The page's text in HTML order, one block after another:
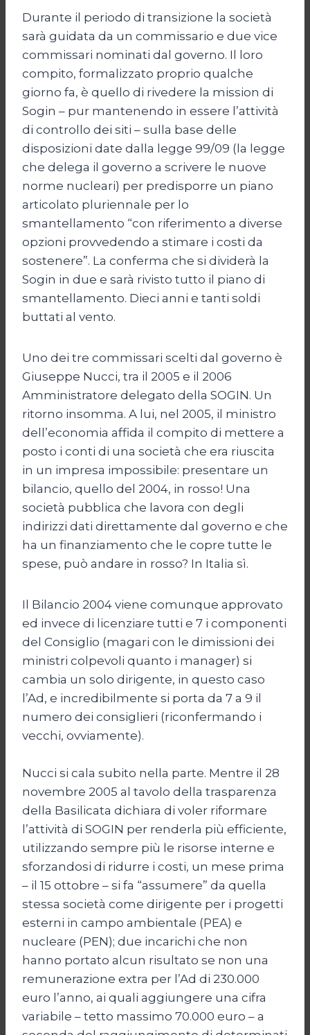
Durante il periodo di transizione la società
sarà guidata da un commissario e due vice
commissari nominati dal governo. Il loro
compito, formalizzato proprio qualche
giorno fa, è quello di rivedere la mission di
Sogin – pur mantenendo in essere l’attività
di controllo dei siti – sulla base delle
disposizioni date dalla legge 99/09 (la legge
che delega il governo a scrivere le nuove
norme nucleari) per predisporre un piano
articolato pluriennale per lo
smantellamento “con riferimento a diverse
opzioni provvedendo a stimare i costi da
sostenere”. La conferma che si dividerà la
Sogin in due e sarà rivisto tutto il piano di
smantellamento. Dieci anni e tanti soldi
buttati al vento.
Uno dei tre commissari scelti dal governo è
Giuseppe Nucci, tra il 2005 e il 2006
Amministratore delegato della SOGIN. Un
ritorno insomma. A lui, nel 2005, il ministro
dell’economia affida il compito di mettere a
posto i conti di una società che era riuscita
in un impresa impossibile: presentare un
bilancio, quello del 2004, in rosso! Una
società pubblica che lavora con degli
indirizzi dati direttamente dal governo e che
ha un finanziamento che le copre tutte le
spese, può andare in rosso? In Italia sì.
Il Bilancio 2004 viene comunque approvato
ed invece di licenziare tutti e 7 i componenti
del Consiglio (magari con le dimissioni dei
ministri colpevoli quanto i manager) si
cambia un solo dirigente, in questo caso
l’Ad, e incredibilmente si porta da 7 a 9 il
numero dei consiglieri (riconfermando i
vecchi, ovviamente).
Nucci si cala subito nella parte. Mentre il 28
novembre 2005 al tavolo della trasparenza
della Basilicata dichiara di voler riformare
l’attività di SOGIN per renderla più efficiente,
utilizzando sempre più le risorse interne e
sforzandosi di ridurre i costi, un mese prima
– il 15 ottobre – si fa “assumere” da quella
stessa società come dirigente per i progetti
esterni in campo ambientale (PEA) e
nucleare (PEN); due incarichi che non
hanno portato alcun risultato se non una
remunerazione extra per l’Ad di 230.000
euro l’anno, ai quali aggiungere una cifra
variabile – tetto massimo 70.000 euro – a